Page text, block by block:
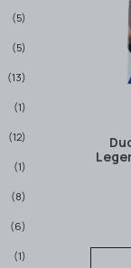
(5)
(5)
(13)
(1)
(12)
(1)
(8)
(6)
(1)